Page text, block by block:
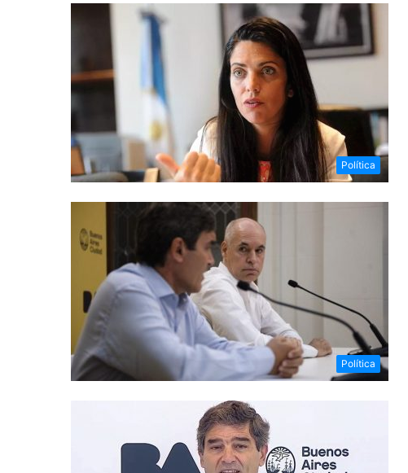
Política
Política